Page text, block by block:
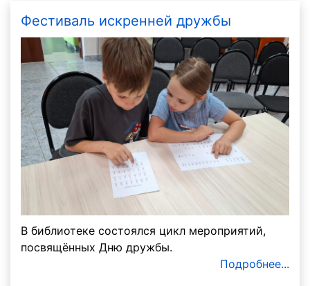
Фестиваль искренней дружбы
В библиотеке состоялся цикл мероприятий,
посвящённых Дню дружбы.
Подробнее...